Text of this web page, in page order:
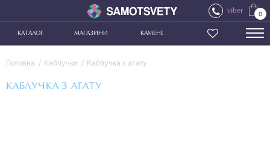
viber 0
КАТАЛОГ МАГАЗИНИ КАМЕНІ
Головна Каблучки Каблучка з агату
КАБЛУЧКА З АГАТУ